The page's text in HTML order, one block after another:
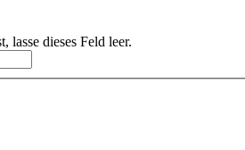
lasse dieses Feld leer.